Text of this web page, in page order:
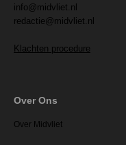
info@midvliet.nl
redactie@midvliet.nl
Klachten procedure
Over Ons
Over Midvliet